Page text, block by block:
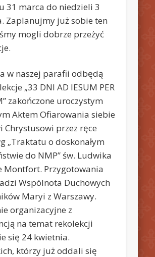
31 marca do niedzieli 3
Zaplanujmy już sobie ten
mogli dobrze przeżyć
w naszej parafii odbędą
„33 DNI AD IESUM PER
zakończone uroczystym
Aktem Ofiarowania siebie
Chrystusowi przez ręce
„Traktatu o doskonałym
do NMP” św. Ludwika
Montfort. Przygotowania
Wspólnota Duchowych
Maryi z Warszawy.
organizacyjne z
na temat rekolekcji
się 24 kwietnia.
którzy już oddali się